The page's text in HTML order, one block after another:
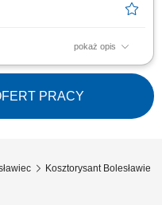
pokaż opis
dotyczącej planowanych
niezbędnych w
zapytań ofertowych i
Wykonywanie
PRACY
Kosztorysant Bolesławiec